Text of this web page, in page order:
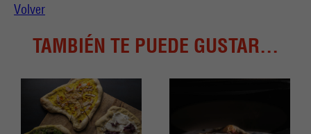
Volver
TAMBIÉN TE PUEDE GUSTAR...